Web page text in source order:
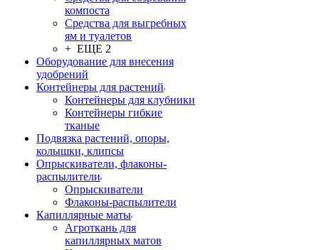
компоста
Средства для выгребных
ям и туалетов
+ ЕЩЕ 2
Оборудование для внесения
удобрений
Контейнеры для растений
Контейнеры для клубники
Контейнеры гибкие
тканые
Подвязка растений, опоры,
колышки, клипсы
Опрыскиватели, флаконы-
распылители
Опрыскиватели
Флаконы-распылители
Капиллярные маты
Агроткань для
капиллярных матов